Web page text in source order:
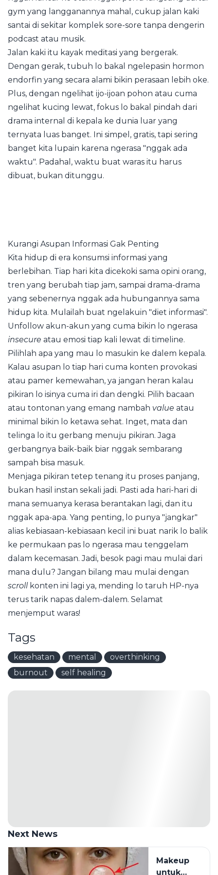
gym yang langganannya mahal, cukup jalan kaki
santai di sekitar komplek sore-sore tanpa dengerin
podcast atau musik.
Jalan kaki itu kayak meditasi yang bergerak.
Dengan gerak, tubuh lo bakal ngelepasin hormon
endorfin yang secara alami bikin perasaan lebih oke.
Plus, dengan ngelihat ijo-ijoan pohon atau cuma
ngelihat kucing lewat, fokus lo bakal pindah dari
drama internal di kepala ke dunia luar yang
ternyata luas banget. Ini simpel, gratis, tapi sering
banget kita lupain karena ngerasa "nggak ada
waktu". Padahal, waktu buat waras itu harus
dibuat, bukan ditunggu.
Kurangi Asupan Informasi Gak Penting
Kita hidup di era konsumsi informasi yang
berlebihan. Tiap hari kita dicekoki sama opini orang,
tren yang berubah tiap jam, sampai drama-drama
yang sebenernya nggak ada hubungannya sama
hidup kita. Mulailah buat ngelakuin "diet informasi".
Unfollow akun-akun yang cuma bikin lo ngerasa
insecure atau emosi tiap kali lewat di timeline.
Pilihlah apa yang mau lo masukin ke dalem kepala.
Kalau asupan lo tiap hari cuma konten provokasi
atau pamer kemewahan, ya jangan heran kalau
pikiran lo isinya cuma iri dan dengki. Pilih bacaan
atau tontonan yang emang nambah value atau
minimal bikin lo ketawa sehat. Inget, mata dan
telinga lo itu gerbang menuju pikiran. Jaga
gerbangnya baik-baik biar nggak sembarang
sampah bisa masuk.
Menjaga pikiran tetep tenang itu proses panjang,
bukan hasil instan sekali jadi. Pasti ada hari-hari di
mana semuanya kerasa berantakan lagi, dan itu
nggak apa-apa. Yang penting, lo punya "jangkar"
alias kebiasaan-kebiasaan kecil ini buat narik lo balik
ke permukaan pas lo ngerasa mau tenggelam
dalam kecemasan. Jadi, besok pagi mau mulai dari
mana dulu? Jangan bilang mau mulai dengan
scrollkonten ini lagi ya, mending lo taruh HP-nya
terus tarik napas dalem-dalem. Selamat
menjemput waras!
Tags
kesehatan mental
overthinking
burnout
self healing
Next News
Makeup
untuk